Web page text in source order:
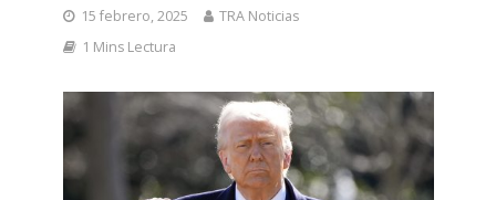
15 febrero, 2025
TRA Noticias
1 Mins Lectura